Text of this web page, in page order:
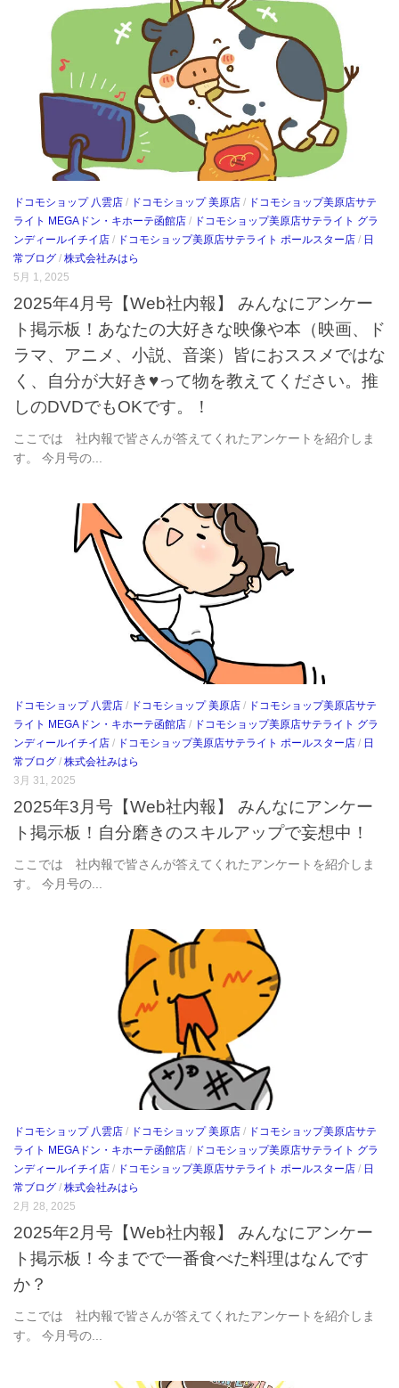
ドコモショップ 八雲店 / ドコモショップ 美原店 / ドコモショップ美原店サテ
ライト MEGAドン・キホーテ函館店 / ドコモショップ美原店サテライト グラ
ンディールイチイ店 / ドコモショップ美原店サテライト ポールスター店 / 日
常ブログ / 株式会社みはら
5月 1, 2025
2025年4月号【Web社内報】 みんなにアンケー
ト掲示板！あなたの大好きな映像や本（映画、ド
ラマ、アニメ、小説、音楽）皆におススメではな
く、自分が大好き♥って物を教えてください。推
しのDVDでもOKです。！
ここでは 社内報で皆さんが答えてくれたアンケートを紹介しま
す。 今月号の...
ドコモショップ 八雲店 / ドコモショップ 美原店 / ドコモショップ美原店サテ
ライト MEGAドン・キホーテ函館店 / ドコモショップ美原店サテライト グラ
ンディールイチイ店 / ドコモショップ美原店サテライト ポールスター店 / 日
常ブログ / 株式会社みはら
3月 31, 2025
2025年3月号【Web社内報】 みんなにアンケー
ト掲示板！自分磨きのスキルアップで妄想中！
ここでは 社内報で皆さんが答えてくれたアンケートを紹介しま
す。 今月号の...
ドコモショップ 八雲店 / ドコモショップ 美原店 / ドコモショップ美原店サテ
ライト MEGAドン・キホーテ函館店 / ドコモショップ美原店サテライト グラ
ンディールイチイ店 / ドコモショップ美原店サテライト ポールスター店 / 日
常ブログ / 株式会社みはら
2月 28, 2025
2025年2月号【Web社内報】 みんなにアンケー
ト掲示板！今までで一番食べた料理はなんです
か？
ここでは 社内報で皆さんが答えてくれたアンケートを紹介しま
す。 今月号の...